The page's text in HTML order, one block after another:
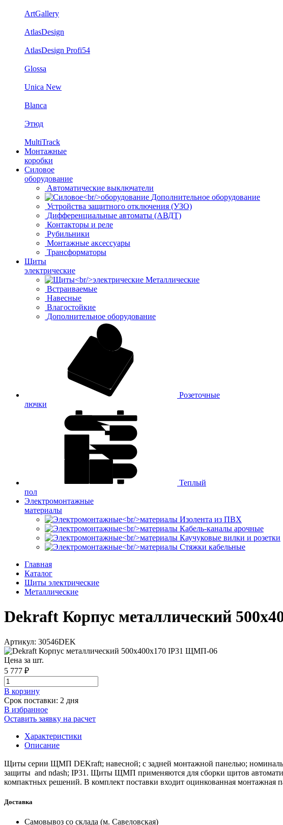
ArtGallery
AtlasDesign
AtlasDesign Profi54
Glossa
Unica New
Blanca
Этюд
MultiTrack
Монтажные
коробки
Силовое
оборудование
Автоматические выключатели
Дополнительное оборудование
Устройства защитного отключения (УЗО)
Дифференциальные автоматы (АВДТ)
Контакторы и реле
Рубильники
Монтажные аксессуары
Трансформаторы
Щиты
электрические
Металлические
Встраиваемые
Навесные
Влагостойкие
Дополнительное оборудование
Розеточные
лючки
Теплый
пол
Электромонтажные
материалы
Изолента из ПВХ
Кабель-каналы арочные
Каучуковые вилки и розетки
Стяжки кабельные
Главная
Каталог
Щиты электрические
Металлические
Dekraft Корпус металлический
Артикул: 30546DEK
Цена за шт.
5 777 ₽
В корзинy
Срок поставки: 2 дня
В избранное
Оставить заявку на расчет
Характеристики
Описание
Щиты серии ЩМП DEKraft; навесной; с задней монтажной панелью;
защиты and ndash; IP31. Щиты ЩМП применяются для сборки щитов
компактных решений. В комплект поставки входит оцинкованная монтажная
Доставка
Самовывоз со склада (м. Савеловская)